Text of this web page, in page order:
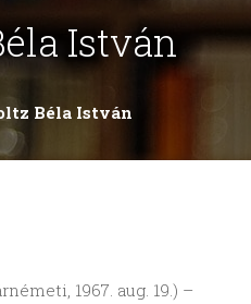
István
Béla István
1967. aug. 19.) –